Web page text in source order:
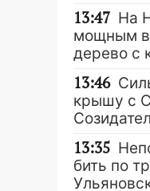
13:47 На
мощным
дерево с
13:46
крышу с
13:35
бить по